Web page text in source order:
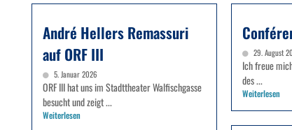
André Hellers Remassuri
auf ORF III
5. Januar 2026
ORF III hat uns im Stadttheater Walfischgasse
besucht und zeigt ...
Weiterlesen
29. August
Ich freue
des ...
Weiterlesen